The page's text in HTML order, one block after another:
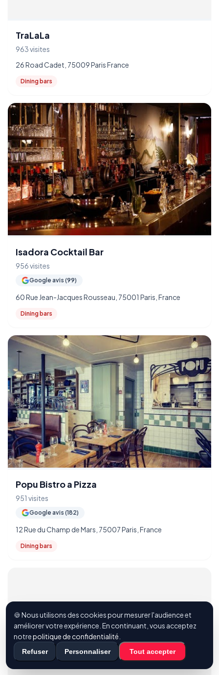
TraLaLa
963 visites
26 Road Cadet, 75009 Paris France
Dining bars
Isadora Cocktail Bar
956 visites
Google avis (99)
60 Rue Jean-Jacques Rousseau, 75001 Paris, France
Dining bars
Popu Bistro a Pizza
951 visites
Google avis (182)
12 Rue du Champ de Mars, 75007 Paris, France
Dining bars
🍪 Nous utilisons des cookies pour mesurer l'audience et
améliorer votre expérience. En continuant, vous acceptez
notrepolitique de confidentialité
Refuser Personnaliser Tout accepter